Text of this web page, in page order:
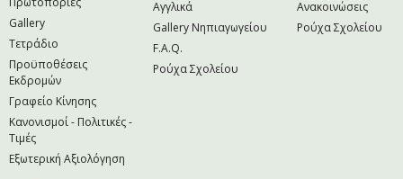
Gallery
Τετράδιο
Προϋποθέσεις
Εκδρομών
Γραφείο Κίνησης
Κανονισμοί - Πολιτικές -
Τιμές
Εξωτερική Αξιολόγηση
Αγγλικά
Gallery Νηπιαγωγείου
F.A.Q.
Ρούχα Σχολείου
Ανακοινώσεις
Ρούχα Σχολείου